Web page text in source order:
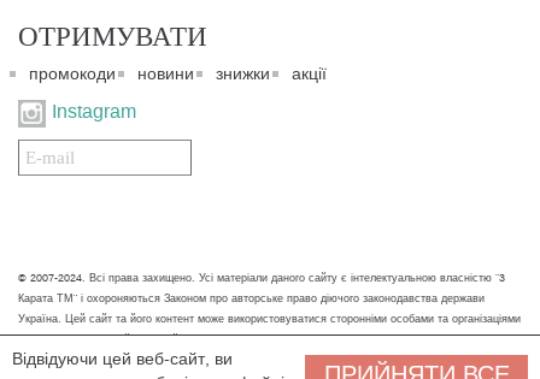
ОТРИМУВАТИ
промокоди новини знижки акції
Instagram
Подписаться
на
© 2007-2024. Всі права захищено. Усі матеріали даного сайту є інтелектуальною власністю "3
Карата ТМ" і охороняються Законом про авторське право діючого законодавства держави
Україна. Цей сайт та його контент може використовуватися сторонніми особами та організаціями
тільки для некомерційних цілей. Будь-яке завантаження, копіювання, друк та інше використання
матеріалів даного сайту для некомерційних цілей повинно супроводжуватись працюючим
Відвідуючи цей веб-сайт, ви